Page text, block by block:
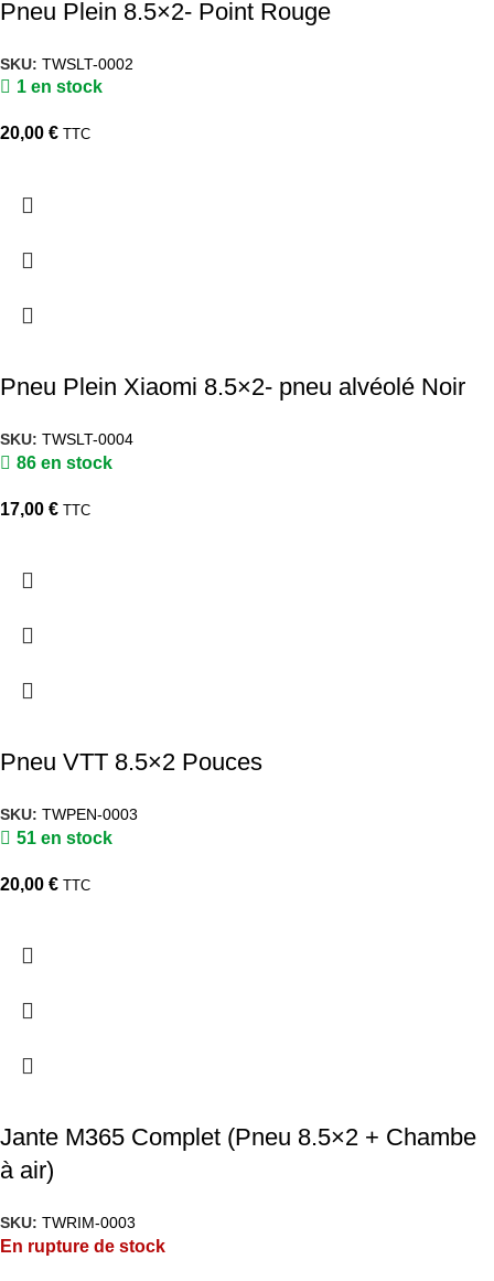
Pneu Plein 8.5×2- Point Rouge
SKU: TWSLT-0002
1 en stock
20,00 € TTC
Pneu Plein Xiaomi 8.5×2- pneu alvéolé Noir
SKU: TWSLT-0004
86 en stock
17,00 € TTC
Pneu VTT 8.5×2 Pouces
SKU: TWPEN-0003
51 en stock
20,00 € TTC
Jante M365 Complet (Pneu 8.5×2 + Chambe
à air)
SKU: TWRIM-0003
En rupture de stock